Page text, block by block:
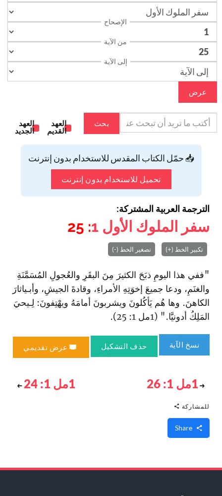
الإصحاح
من الآية
إلى الآية
عرض
بحث
العهد
القديم
العهد
الجديد
📥 حمّل الكتاب المقدس للاستخدام بدون إنترنت
تحميل للاستخدام بدون إنترنت
الترجمة العربية المشتركة:
سفر الملوك الأول 1
: 25
تكبير الخط (+) تصغير الخط (-)
"ففي هذا اليومِ ذبَحَ الكثيرَ مِنَ البقَرِ والعُجولِ المُسَمَّنَةِ
والغنَمِ، ودعا جميعَ إخوَتِهِ الأمراءِ، وقادةَ الجيشِ، وأبـياثارَ
الكاهنَ. وها هُم يَأكُلونَ ويشربونَ أمامَهُ ويهْتِفونَ: لِـيحيَ
المَلِكُ أدونيَّا." (1مل 1: 25).
نسخ الآية حذف التشكيل عرض تقديمي
1مل 1: 26 1مل 1: 24
للمشاركة